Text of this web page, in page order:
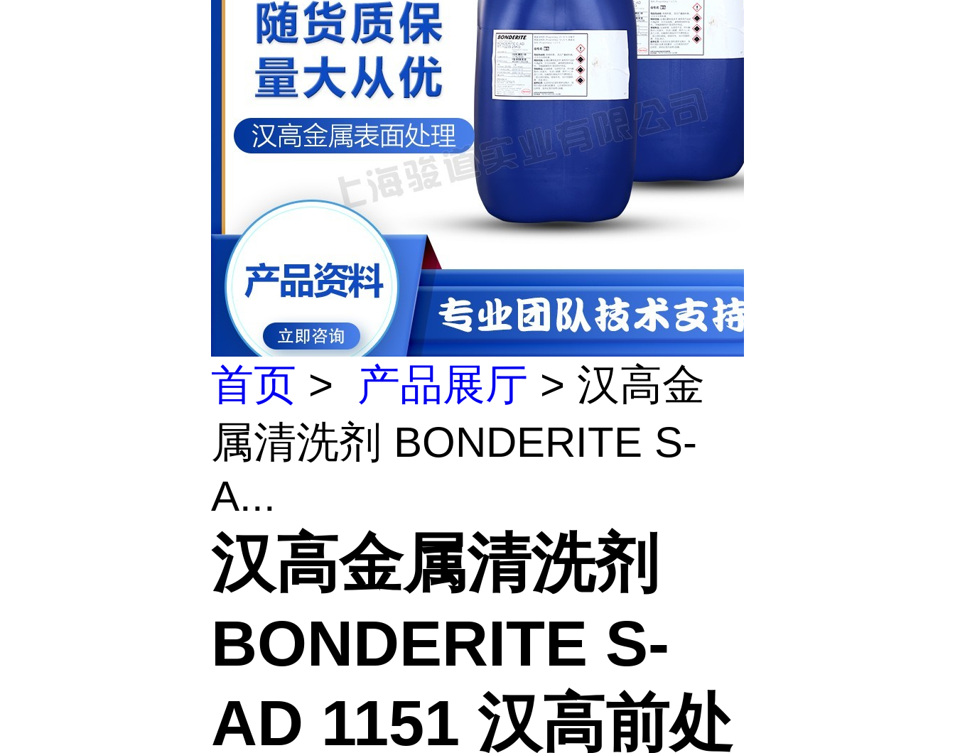
首页 > 产品展厅 > 汉高金
属清洗剂 BONDERITE S-
A...
汉高金属清洗剂
BONDERITE S-
AD 1151 汉高前处